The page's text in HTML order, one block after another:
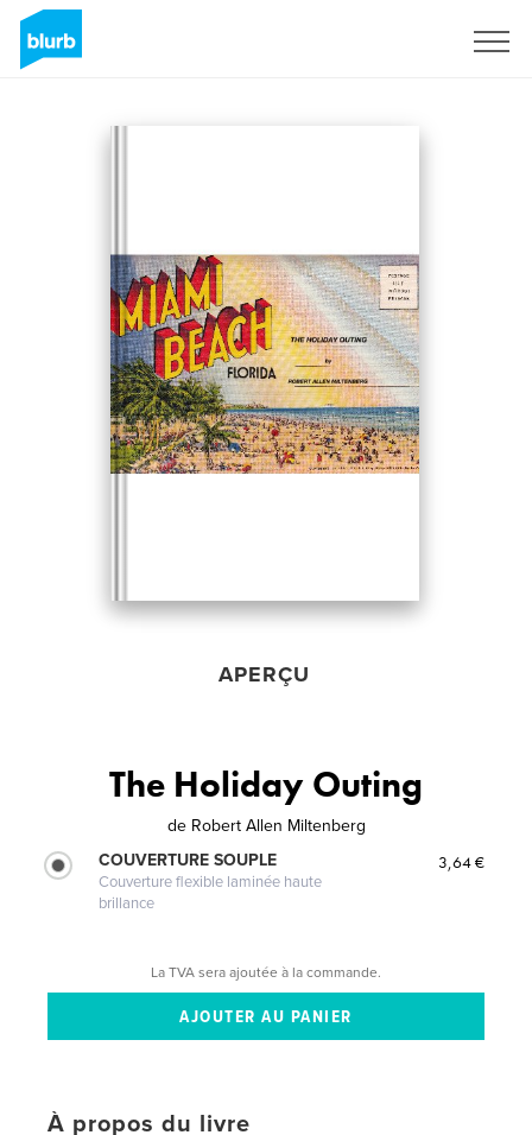
APERÇU
The Holiday Outing
de Robert Allen Miltenberg
COUVERTURE SOUPLE
Couverture flexible laminée haute
brillance
3,64 €
La TVA sera ajoutée à la commande.
À propos du livre